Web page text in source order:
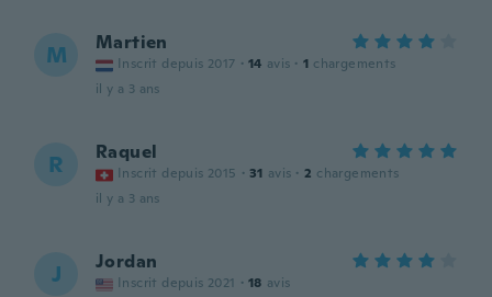
M Martien
Inscrit depuis 2017 · 14 avis · 1 chargements
il y a 3 ans
R Raquel
Inscrit depuis 2015 · 31 avis · 2 chargements
il y a 3 ans
J Jordan
Inscrit depuis 2021 · 18 avis